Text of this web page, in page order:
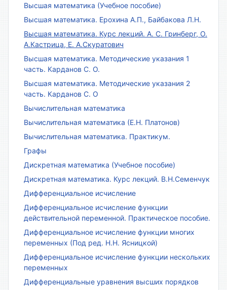
Высшая математика (Учебное пособие)
Высшая математика. Ерохина А.П., Байбакова Л.Н.
Высшая математика. Курс лекций. А. С. Гринберг, О.
А.Кастрица, Е. А.Скуратович
Высшая математика. Методические указания 1
часть. Карданов С. О.
Высшая математика. Методические указания 2
часть. Карданов С. О
Вычислительная математика
Вычислительная математика (Е.Н. Платонов)
Вычислительная математика. Практикум.
Графы
Дискретная математика (Учебное пособие)
Дискретная математика. Курс лекций. В.Н.Семенчук
Дифференциальное исчисление
Дифференциальное исчисление функции
действительной переменной. Практическое пособие.
Дифференциальное исчисление функции многих
переменных (Под ред. Н.Н. Ясницкой)
Дифференциальное исчисление функции нескольких
переменных
Дифференциальные уравнения высших порядков